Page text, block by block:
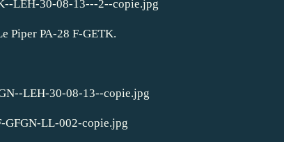
Piper PA-28 F-GETK.